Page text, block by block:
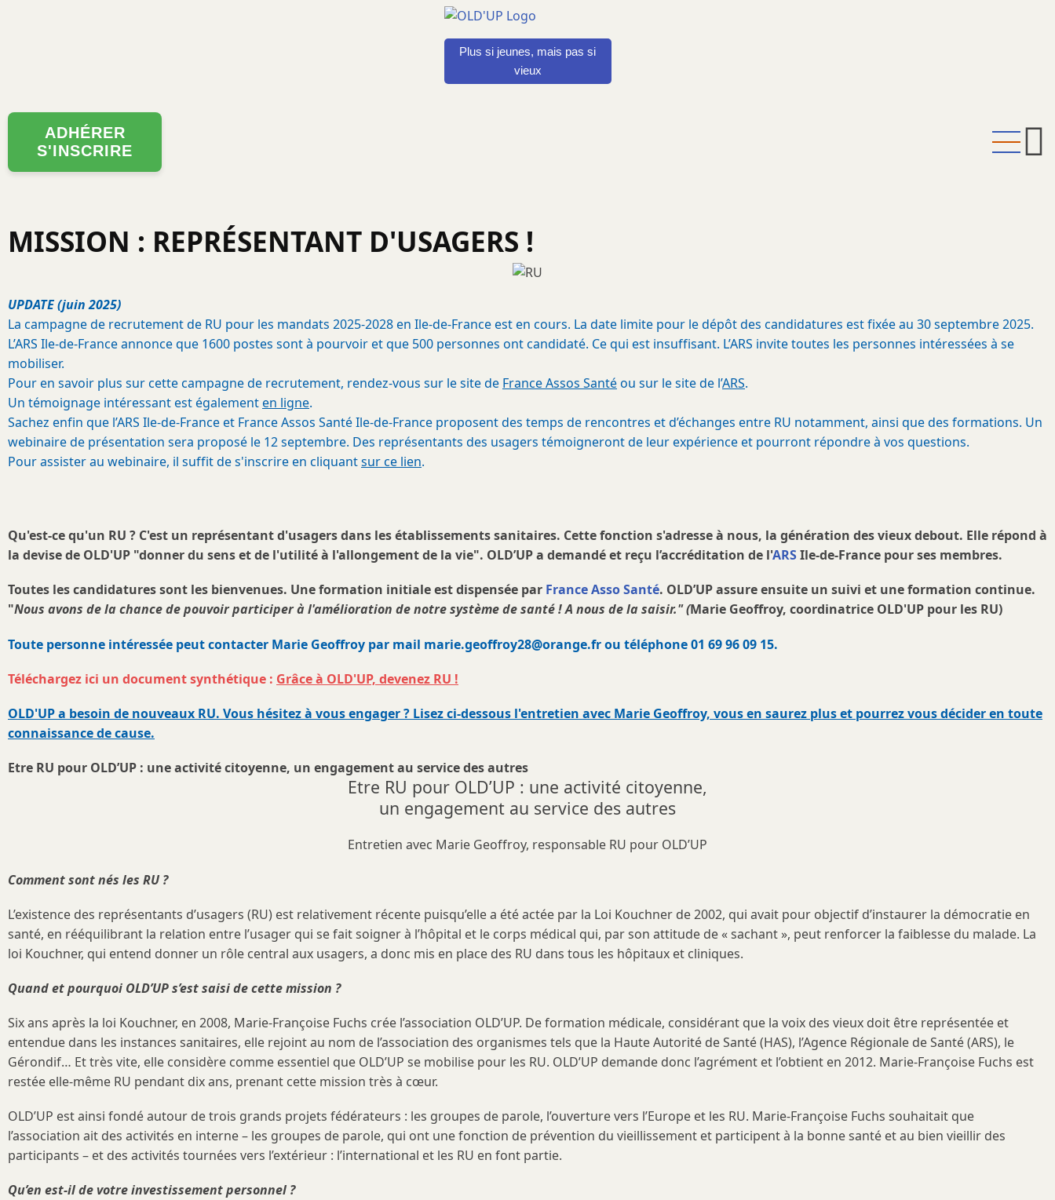
Plus si jeunes, mais pas si
vieux
ADHÉRER
S'INSCRIRE
MISSION : REPRÉSENTANT D'USAGERS !
UPDATE (juin 2025)
La campagne de recrutement de RU pour les mandats 2025-2028 en Ile-de-France est en cours. La date limite pour le dépôt des candidatures est fixée au 30 septembre 2025.
L’ARS Ile-de-France annonce que 1600 postes sont à pourvoir et que 500 personnes ont candidaté. Ce qui est insuffisant. L’ARS invite toutes les personnes intéressées à se
mobiliser.
Pour en savoir plus sur cette campagne de recrutement, rendez-vous sur le site de France Assos Santéou sur le site de l’ARS.
Un témoignage intéressant est égalementen ligne.
Sachez enfin que l’ARS Ile-de-France et France Assos Santé Ile-de-France proposent des temps de rencontres et d’échanges entre RU notamment, ainsi que des formations. Un
webinaire de présentation sera proposé le 12 septembre. Des représentants des usagers témoigneront de leur expérience et pourront répondre à vos questions.
Pour assister au webinaire, il suffit de s'inscrire en cliquantsur ce lien.
Qu'est-ce qu'un RU ? C'est un représentant d'usagers dans les établissements sanitaires. Cette fonction s'adresse à nous, la génération des vieux debout. Elle répond à
la devise de OLD'UP "donner du sens et de l'utilité à l'allongement de la vie". OLD’UP a demandé et reçu l’accréditation de l'ARSIle-de-France pour ses membres.
Toutes les candidatures sont les bienvenues. Une formation initiale est dispensée par France Asso Santé. OLD’UP assure ensuite un suivi et une formation continue.
"Nous avons de la chance de pouvoir participer à l'amélioration de notre système de santé ! A nous de la saisir." (Marie Geoffroy, coordinatrice OLD'UP pour les RU)
Toute personne intéressée peut contacter Marie Geoffroy par mail marie.geoffroy28@orange.fr ou téléphone 01 69 96 09 15.
Téléchargez ici un document synthétique : Grâce à OLD'UP, devenez RU !
OLD'UP a besoin de nouveaux RU. Vous hésitez à vous engager ? Lisez ci-dessous l'entretien avec Marie Geoffroy, vous en saurez plus et pourrez vous décider en toute
connaissance de cause.
Etre RU pour OLD’UP : une activité citoyenne, un engagement au service des autres
Etre RU pour OLD’UP : une activité citoyenne,
un engagement au service des autres
Entretien avec Marie Geoffroy, responsable RU pour OLD’UP
Comment sont nés les RU ?
L’existence des représentants d’usagers (RU) est relativement récente puisqu’elle a été actée par la Loi Kouchner de 2002, qui avait pour objectif d’instaurer la démocratie en
santé, en rééquilibrant la relation entre l’usager qui se fait soigner à l’hôpital et le corps médical qui, par son attitude de « sachant », peut renforcer la faiblesse du malade. La
loi Kouchner, qui entend donner un rôle central aux usagers, a donc mis en place des RU dans tous les hôpitaux et cliniques.
Quand et pourquoi OLD’UP s’est saisi de cette mission ?
Six ans après la loi Kouchner, en 2008, Marie-Françoise Fuchs crée l’association OLD’UP. De formation médicale, considérant que la voix des vieux doit être représentée et
entendue dans les instances sanitaires, elle rejoint au nom de l’association des organismes tels que la Haute Autorité de Santé (HAS), l’Agence Régionale de Santé (ARS), le
Gérondif… Et très vite, elle considère comme essentiel que OLD’UP se mobilise pour les RU. OLD’UP demande donc l’agrément et l’obtient en 2012. Marie-Françoise Fuchs est
restée elle-même RU pendant dix ans, prenant cette mission très à cœur.
OLD’UP est ainsi fondé autour de trois grands projets fédérateurs : les groupes de parole, l’ouverture vers l’Europe et les RU. Marie-Françoise Fuchs souhaitait que
l’association ait des activités en interne – les groupes de parole, qui ont une fonction de prévention du vieillissement et participent à la bonne santé et au bien vieillir des
participants – et des activités tournées vers l’extérieur : l’international et les RU en font partie.
Qu’en est-il de votre investissement personnel ?